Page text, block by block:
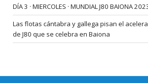
DÍA 3 · MIERCOLES · MUNDIAL J80 BAIONA
Las flotas cántabra y gallega pisan el
de J80 que se celebra en Baiona